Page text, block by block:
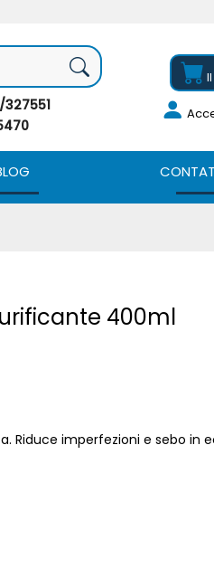
400ml
Riduce imperfezioni e sebo in